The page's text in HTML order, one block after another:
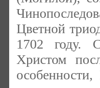
Цветной
1702 году.
Христом